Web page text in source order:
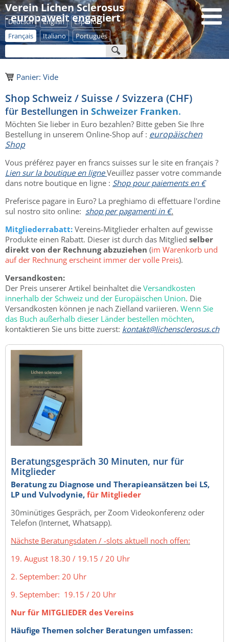
Verein Lichen Sclerosus
- europaweit engagiert
Deutsch English
Español
Français
Italiano Português
Panier: Vide
Shop Schweiz / Suisse / Svizzera (CHF)
für Bestellungen in Schweizer Franken.
Möchten Sie lieber in Euro bezahlen? Bitte geben Sie Ihre
Bestellung in unserem Online-Shop auf : europäischen
Shop
Vous préférez payer en francs suisses sur le site en français ?
Lien sur la boutique en ligneVeuillez passer votre commande
dans notre boutique en ligne : Shop pour paiements en €
Preferisce pagare in Euro? La preghiamo di effettuare l'ordine
sul nostro sito online: shop per pagamenti in €.
Mitgliederrabatt: Vereins-Mitglieder erhalten auf gewisse
Produkte einen Rabatt. Dieser ist durch das Mitglied selber
direkt von der Rechnung abzuziehen (im Warenkorb und
auf der Rechnung erscheint immer der volle Preis).
Versandkosten:
Der Preis unserer Artikel beinhaltet die Versandkosten
innerhalb der Schweiz und der Europäischen Union. Die
Versandkosten können je nach Zielland variieren. Wenn Sie
das Buch außerhalb dieser Länder bestellen möchten,
kontaktieren Sie uns bitte zuerst: kontakt@lichensclerosus.ch
Beratungsgespräch 30 Minuten, nur für
Mitglieder
Beratung zu Diagnose und Therapieansätzen bei LS,
LP und Vulvodynie, für Mitglieder
30minütiges Gespräch, per Zoom Videokonferenz oder
Telefon (Internet, Whatsapp).
Nächste Beratungsdaten / -slots aktuell noch offen:
19. August 18.30 / 19.15 / 20 Uhr
2. September: 20 Uhr
9. September: 19.15 / 20 Uhr
Nur für MITGLIEDER des Vereins
Häufige Themen solcher Beratungen umfassen: